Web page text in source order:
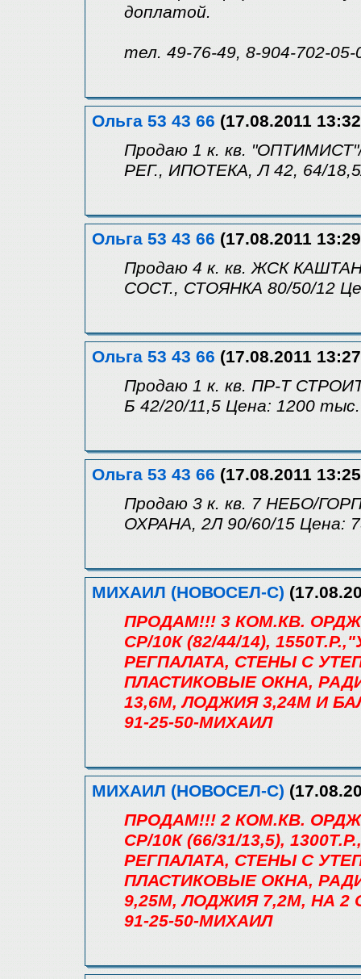
доплатой.
тел. 49-76-49, 8-904-702-05-
Ольга 53 43 66 (17.08.2011
Продаю 1 к. кв.
РЕГ., ИПОТЕКА, Л 42, 64/
Ольга 53 43 66 (17.08.2011
Продаю 4 к. кв. ЖСК
СОСТ., СТОЯНКА 80/50/12
Ольга 53 43 66 (17.08.2011
Продаю 1 к. кв. ПР-Т
Б 42/20/11,5 Цена: 1200
Ольга 53 43 66 (17.08.2011
Продаю 3 к. кв. 7 НЕБО/
ОХРАНА, 2Л 90/60/15 Цена:
МИХАИЛ (НОВОСЕЛ-С)
ПРОДАМ!!! 3 КОМ.КВ.
СР/10К (82/44/14),
РЕГПАЛАТА, СТЕНЫ С
ПЛАСТИКОВЫЕ ОКНА,
13,6М, ЛОДЖИЯ 3,24М И
91-25-50-МИХАИЛ
МИХАИЛ (НОВОСЕЛ-С)
ПРОДАМ!!! 2 КОМ.КВ.
СР/10К (66/31/13,5),
РЕГПАЛАТА, СТЕНЫ С
ПЛАСТИКОВЫЕ ОКНА,
9,25М, ЛОДЖИЯ 7,2М, НА 2
91-25-50-МИХАИЛ